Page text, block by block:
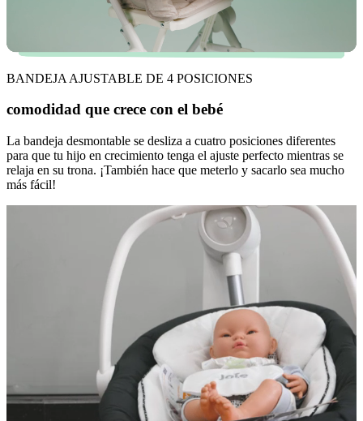
BANDEJA AJUSTABLE DE 4 POSICIONES
comodidad que crece con el bebé
La bandeja desmontable se desliza a cuatro posiciones diferentes
para que tu hijo en crecimiento tenga el ajuste perfecto mientras se
relaja en su trona. ¡También hace que meterlo y sacarlo sea mucho
más fácil!